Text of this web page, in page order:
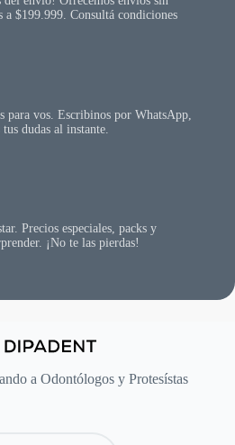
a $199.999. Consultá condiciones
para vos. Escribinos por WhatsApp,
dudas al instante.
Precios especiales, packs y
¡No te las pierdas!
a Odontólogos y Protesístas